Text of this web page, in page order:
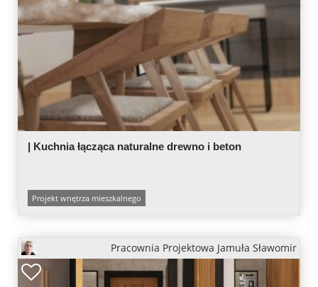
| Kuchnia łącząca naturalne drewno i beton
Projekt wnętrza mieszkalnego
Pracownia Projektowa Jamuła Sławomir